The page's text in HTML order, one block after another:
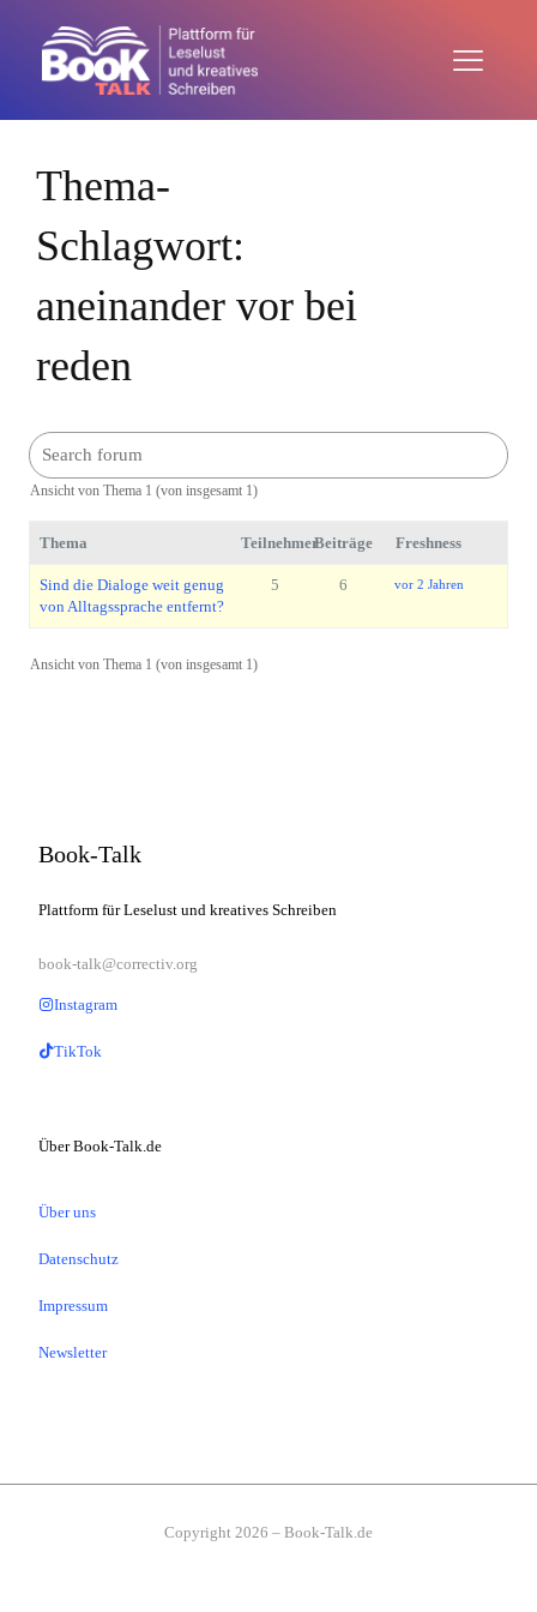
Thema-
Schlagwort:
aneinander vor bei
reden
Ansicht von Thema 1 (von insgesamt 1)
Thema TeilnehmerBeiträge Freshness
Sind die Dialoge weit genug
von Alltagssprache entfernt?
5 6 vor 2 Jahren
Ansicht von Thema 1 (von insgesamt 1)
Book-Talk
Plattform für Leselust und kreatives Schreiben
book-talk@correctiv.org
Instagram
TikTok
Über Book-Talk.de
Über uns
Datenschutz
Impressum
Newsletter
Copyright 2026 – Book-Talk.de